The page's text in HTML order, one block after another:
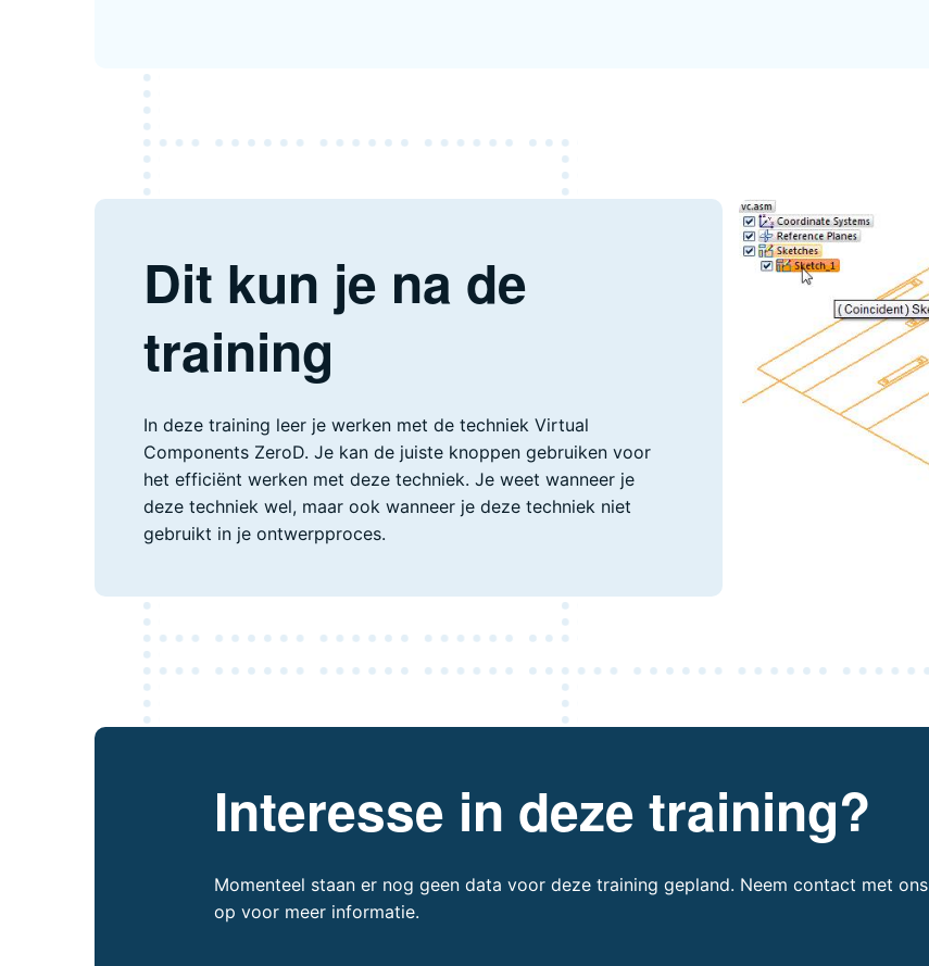
Dit kun je na de
training
In deze training leer je werken met de techniek Virtual
Components ZeroD. Je kan de juiste knoppen gebruiken voor
het efficiënt werken met deze techniek. Je weet wanneer je
deze techniek wel, maar ook wanneer je deze techniek niet
gebruikt in je ontwerpproces.
Interesse in deze training?
Momenteel staan er nog geen data voor deze training gepland. Neem contact met ons
op voor meer informatie.